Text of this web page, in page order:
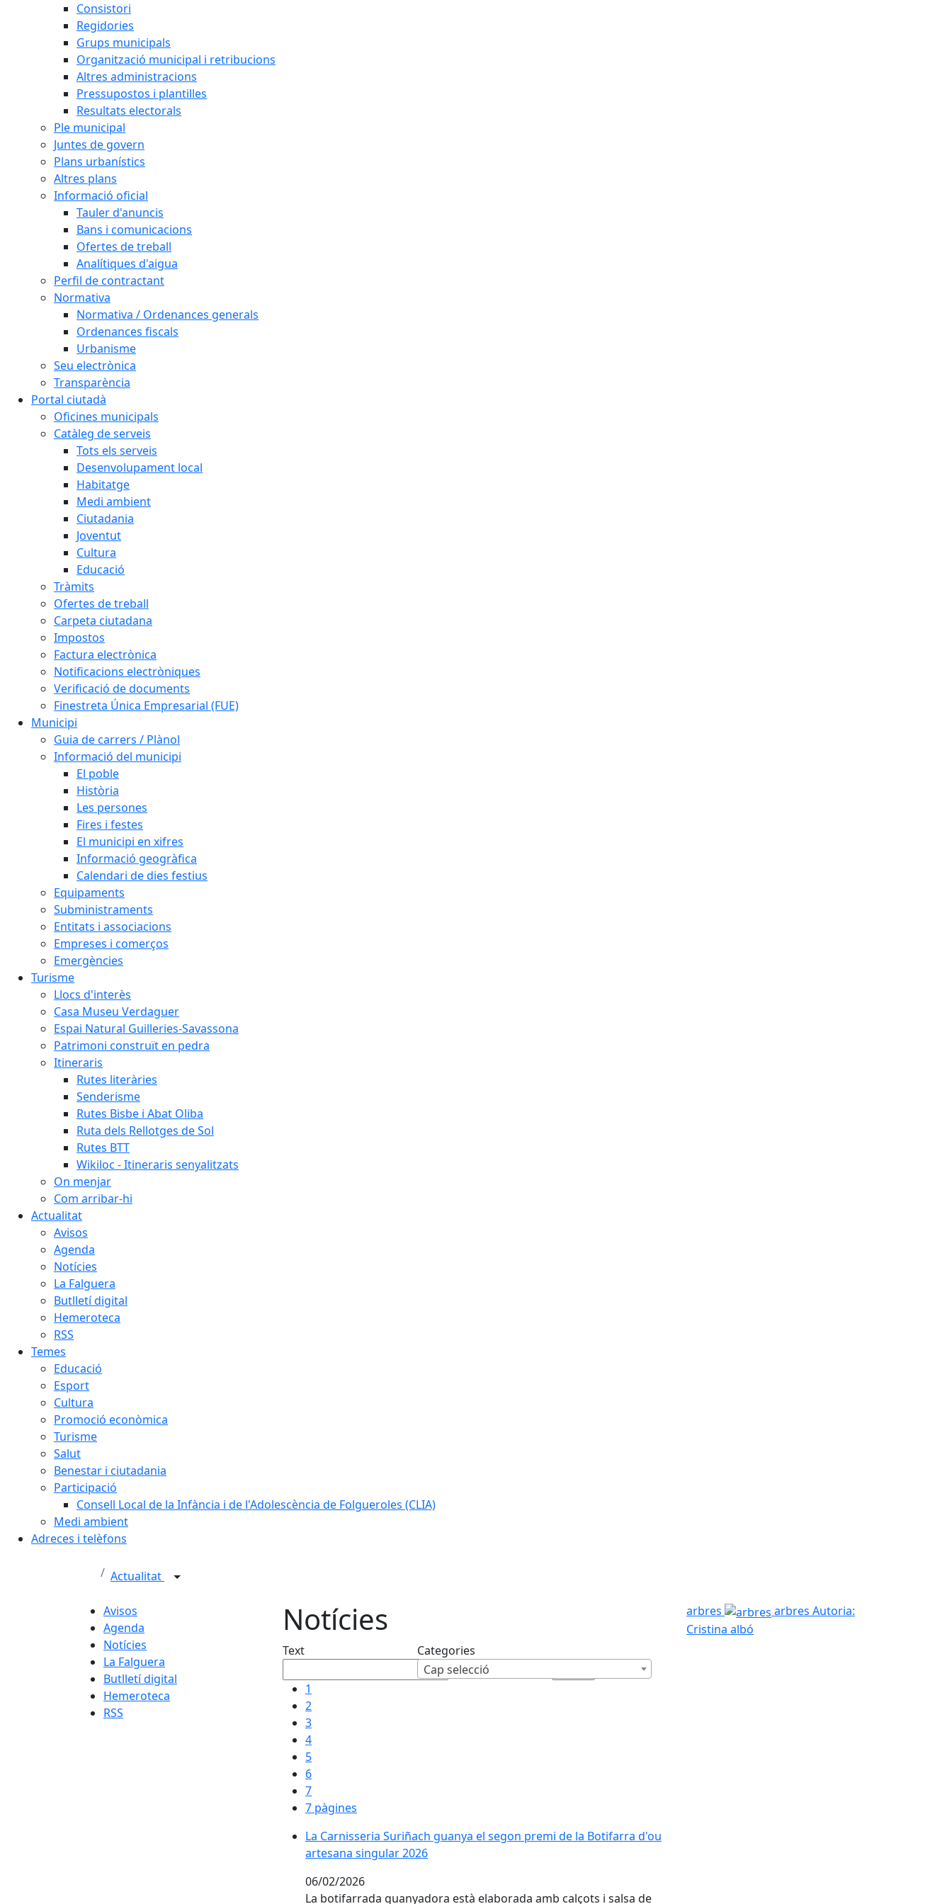
Consistori
Regidories
Grups municipals
Organització municipal i retribucions
Altres administracions
Pressupostos i plantilles
Resultats electorals
Ple municipal
Juntes de govern
Plans urbanístics
Altres plans
Informació oficial
Tauler d'anuncis
Bans i comunicacions
Ofertes de treball
Analítiques d'aigua
Perfil de contractant
Normativa
Normativa / Ordenances generals
Ordenances fiscals
Urbanisme
Seu electrònica
Transparència
Portal ciutadà
Oficines municipals
Catàleg de serveis
Tots els serveis
Desenvolupament local
Habitatge
Medi ambient
Ciutadania
Joventut
Cultura
Educació
Tràmits
Ofertes de treball
Carpeta ciutadana
Impostos
Factura electrònica
Notificacions electròniques
Verificació de documents
Finestreta Única Empresarial (FUE)
Municipi
Guia de carrers / Plànol
Informació del municipi
El poble
Història
Les persones
Fires i festes
El municipi en xifres
Informació geogràfica
Calendari de dies festius
Equipaments
Subministraments
Entitats i associacions
Empreses i comerços
Emergències
Turisme
Llocs d'interès
Casa Museu Verdaguer
Espai Natural Guilleries-Savassona
Patrimoni construït en pedra
Itineraris
Rutes literàries
Senderisme
Rutes Bisbe i Abat Oliba
Ruta dels Rellotges de Sol
Rutes BTT
Wikiloc - Itineraris senyalitzats
On menjar
Com arribar-hi
Actualitat
Avisos
Agenda
Notícies
La Falguera
Butlletí digital
Hemeroteca
RSS
Temes
Educació
Esport
Cultura
Promoció econòmica
Turisme
Salut
Benestar i ciutadania
Participació
Consell Local de la Infància i de l'Adolescència de Folgueroles (CLIA)
Medi ambient
Adreces i telèfons
Actualitat
Avisos
Agenda
Notícies
La Falguera
Butlletí digital
Hemeroteca
RSS
Notícies
Text
Categories
Cap selecció
1
2
3
4
5
6
7
7 pàgines
La Carnisseria Suriñach guanya el segon premi de la Botifarra d'ou
artesana singular 2026
La Carnisseria Suriñach guanya el segon premi de la Botifarra d'ou
artesana singular 2026
06/02/2026
La botifarrada guanyadora està elaborada amb calçots i salsa de
arbres arbres Autoria:
Cristina albó